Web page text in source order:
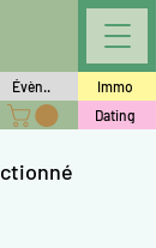
Évèn..
Immo
Dating